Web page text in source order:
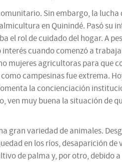
Sin embargo, la
en Quinindé. Pasó su
rol de cuidado del hogar. A
cuando comenzó a
mujeres agricultoras para que
campesinas fue extrema.
la concienciación
muy buena la situación de
gran variedad de animales.
en los ríos, desaparición de
de palma y, por otro, debido